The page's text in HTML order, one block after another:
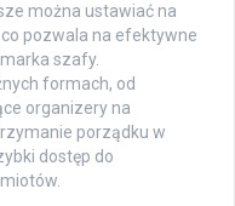
można ustawiać na
pozwala na efektywne
szafy.
formach, od
organizery na
porządku w
dostęp do